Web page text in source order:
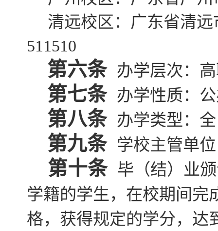
清远校区：广东省清
511510
第六条 办学层次：
第七条 办学性质：
第八条 办学类型：
第九条 学校主管单
第十条 毕（结）业
学籍的学生，在校期间完
格，获得规定的学分，达